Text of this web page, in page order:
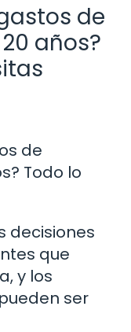
de
años?
de
Todo lo
decisiones
que
y los
ser